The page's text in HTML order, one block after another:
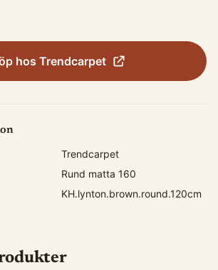
hos Trendcarpet
Trendcarpet
Rund matta 160
KH.lynton.brown.round.120cm